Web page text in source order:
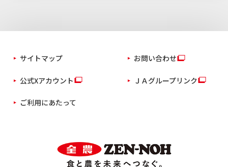
サイトマップ お問い合わせ
公式Xアカウント ＪＡグループリンク
ご利用にあたって